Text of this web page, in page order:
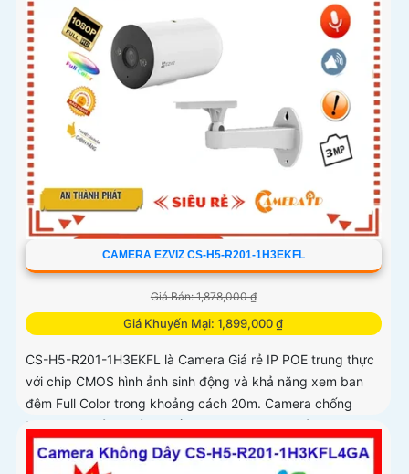
CAMERA EZVIZ CS-H5-R201-1H3EKFL
Giá Bán: 1,878,000 ₫
Giá Khuyến Mại: 1,899,000 ₫
CS-H5-R201-1H3EKFL là Camera Giá rẻ IP POE trung thực
với chip CMOS hình ảnh sinh động và khả năng xem ban
đêm Full Color trong khoảng cách 20m. Camera chống
trộm hiệu quả giá rẻ và tiết kiệm có độ phân giải 3